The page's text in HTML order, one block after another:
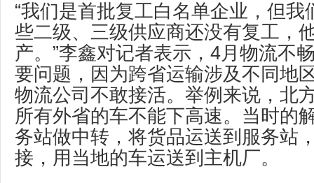
“我们是首批复工白名单企业，但
些二级、三级供应商还没有复工，
产。”李鑫对记者表示，4月物流不
要问题，因为跨省运输涉及不同地
物流公司不敢接活。举例来说，北
所有外省的车不能下高速。当时的
务站做中转，将货品运送到服务站
接，用当地的车运送到主机厂。